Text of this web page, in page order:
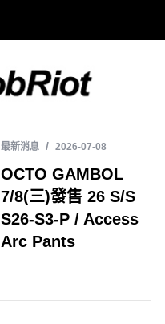
最新消息 2026-07-08
OCTO GAMBOL
7/8(三)發售 26 S/S
S26-S3-P / Access
Arc Pants